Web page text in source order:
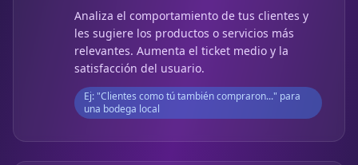
Analiza el comportamiento de tus clientes y
les sugiere los productos o servicios más
relevantes. Aumenta el ticket medio y la
satisfacción del usuario.
Ej: "Clientes como tú también compraron..." para
una bodega local